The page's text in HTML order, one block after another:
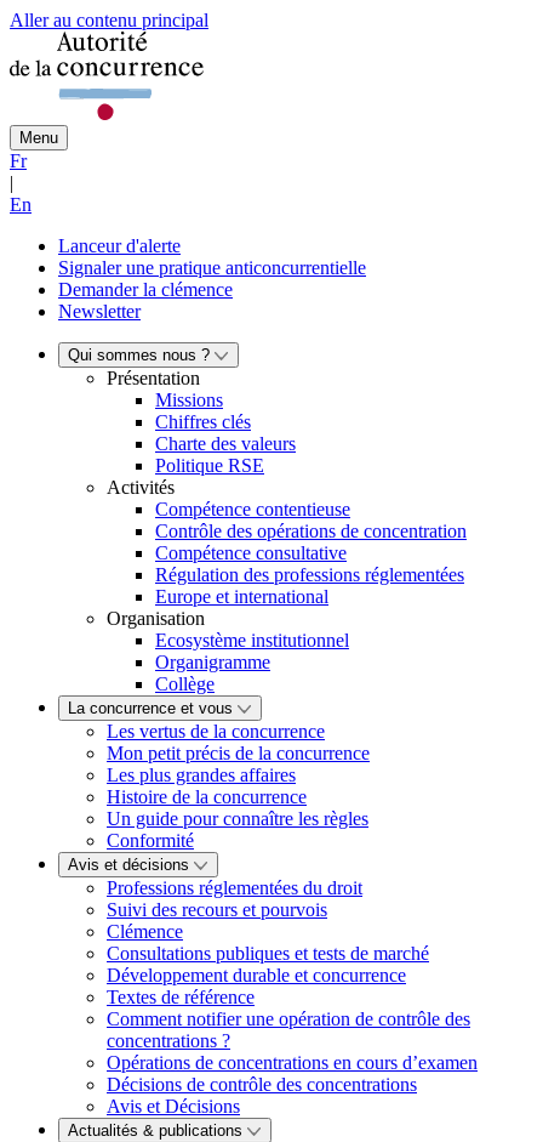
Aller au contenu principal
Menu
Fr
|
En
Lanceur d'alerte
Signaler une pratique anticoncurrentielle
Demander la clémence
Newsletter
Qui sommes nous ?
Présentation
Missions
Chiffres clés
Charte des valeurs
Politique RSE
Activités
Compétence contentieuse
Contrôle des opérations de concentration
Compétence consultative
Régulation des professions réglementées
Europe et international
Organisation
Ecosystème institutionnel
Organigramme
Collège
La concurrence et vous
Les vertus de la concurrence
Mon petit précis de la concurrence
Les plus grandes affaires
Histoire de la concurrence
Un guide pour connaître les règles
Conformité
Avis et décisions
Professions réglementées du droit
Suivi des recours et pourvois
Clémence
Consultations publiques et tests de marché
Développement durable et concurrence
Textes de référence
Comment notifier une opération de contrôle des
concentrations ?
Opérations de concentrations en cours d’examen
Décisions de contrôle des concentrations
Avis et Décisions
Actualités & publications